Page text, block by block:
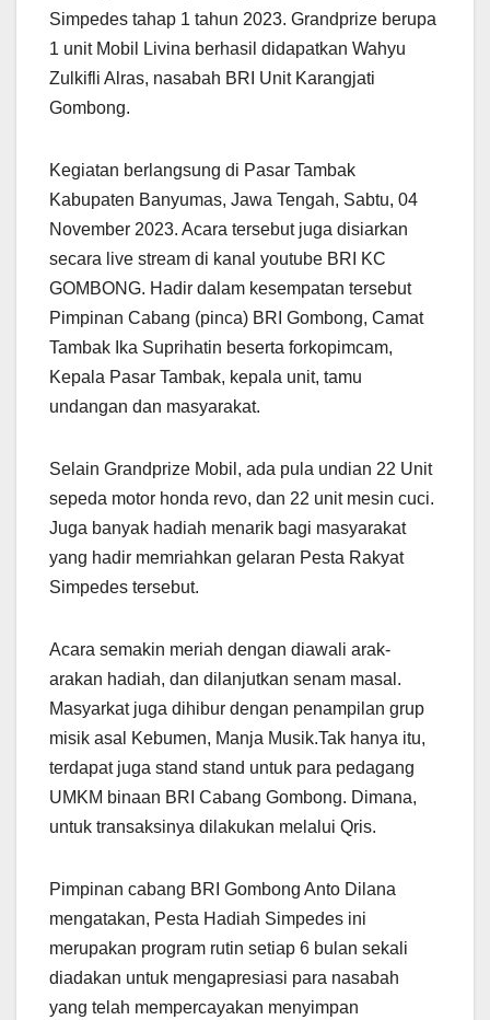
Simpedes tahap 1 tahun 2023. Grandprize berupa
1 unit Mobil Livina berhasil didapatkan Wahyu
Zulkifli Alras, nasabah BRI Unit Karangjati
Gombong.
Kegiatan berlangsung di Pasar Tambak
Kabupaten Banyumas, Jawa Tengah, Sabtu, 04
November 2023. Acara tersebut juga disiarkan
secara live stream di kanal youtube BRI KC
GOMBONG. Hadir dalam kesempatan tersebut
Pimpinan Cabang (pinca) BRI Gombong, Camat
Tambak Ika Suprihatin beserta forkopimcam,
Kepala Pasar Tambak, kepala unit, tamu
undangan dan masyarakat.
Selain Grandprize Mobil, ada pula undian 22 Unit
sepeda motor honda revo, dan 22 unit mesin cuci.
Juga banyak hadiah menarik bagi masyarakat
yang hadir memriahkan gelaran Pesta Rakyat
Simpedes tersebut.
Acara semakin meriah dengan diawali arak-
arakan hadiah, dan dilanjutkan senam masal.
Masyarkat juga dihibur dengan penampilan grup
misik asal Kebumen, Manja Musik.Tak hanya itu,
terdapat juga stand stand untuk para pedagang
UMKM binaan BRI Cabang Gombong. Dimana,
untuk transaksinya dilakukan melalui Qris.
Pimpinan cabang BRI Gombong Anto Dilana
mengatakan, Pesta Hadiah Simpedes ini
merupakan program rutin setiap 6 bulan sekali
diadakan untuk mengapresiasi para nasabah
yang telah mempercayakan menyimpan